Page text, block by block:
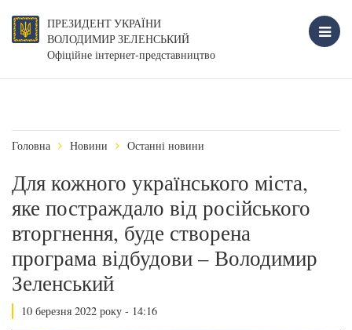
ПРЕЗИДЕНТ УКРАЇНИ
ВОЛОДИМИР ЗЕЛЕНСЬКИЙ
Офіційне інтернет-представництво
Головна Новини Останні новини
Для кожного українського міста,
яке постраждало від російського
вторгнення, буде створена
програма відбудови – Володимир
Зеленський
10 березня 2022 року - 14:16